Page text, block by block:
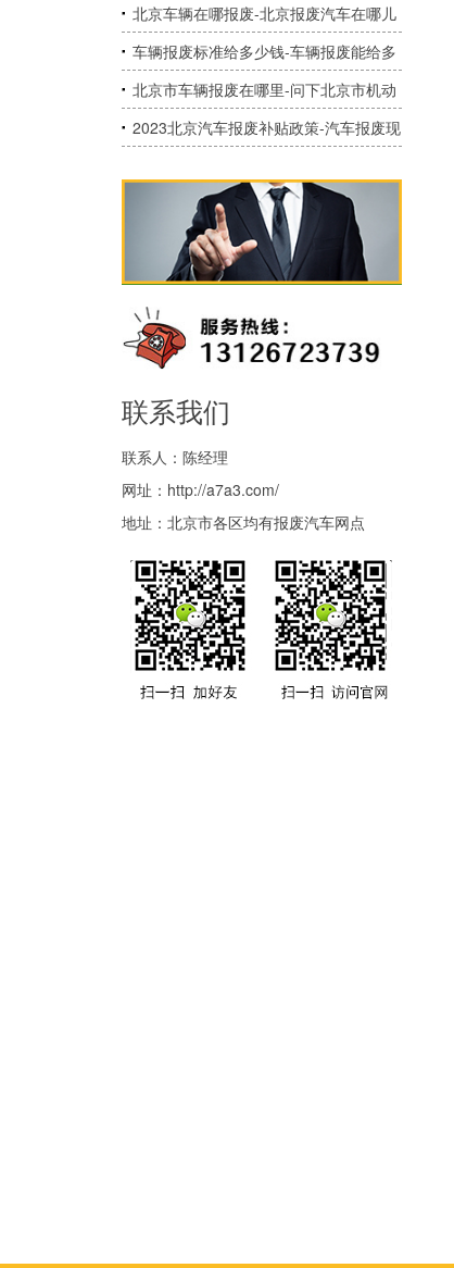
北京车辆在哪报废-北京报废汽车在哪儿
办理？
车辆报废标准给多少钱-车辆报废能给多
少钱？
北京市车辆报废在哪里-问下北京市机动
车有没有报废年头？
2023北京汽车报废补贴政策-汽车报废现
联系我们
联系人：陈经理
网址： http://a7a3.com/
地址：北京市各区均有报废汽车网点